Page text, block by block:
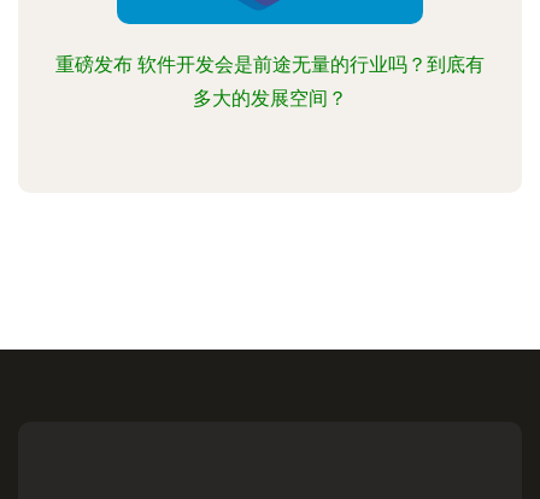
重磅发布 软件开发会是前途无量的行业吗？到底有
多大的发展空间？